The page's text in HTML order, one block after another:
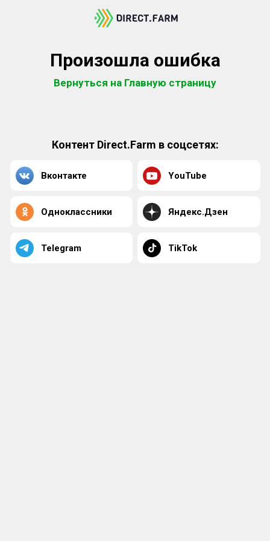
Произошла ошибка
Вернуться на Главную страницу
Контент Direct.Farm в соцсетях:
Вконтакте YouTube
Одноклассники Яндекс.Дзен
Telegram TikTok